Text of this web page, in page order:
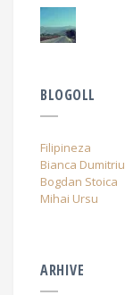
BLOGOLL
Filipineza
Bianca Dumitriu
Bogdan Stoica
Mihai Ursu
ARHIVE